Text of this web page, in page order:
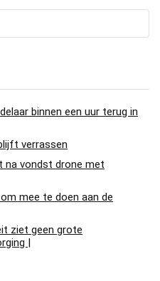
binnen een uur terug in
verrassen
na vondst drone met
mee te doen aan de
ziet geen grote
|